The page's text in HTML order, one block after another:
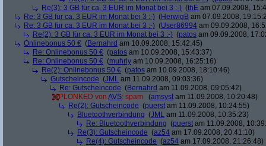
Re(3): 3 GB für ca. 3 EUR im Monat bei 3 :-) (thE am 07.09.2008,
Re: 3 GB für ca. 3 EUR im Monat bei 3 :-) (HerwigB am 07.09.2008,
Re: 3 GB für ca. 3 EUR im Monat bei 3 :-) (User86994 am 09.09.2008,
Re(2): 3 GB für ca. 3 EUR im Monat bei 3 :-) (patos am 09.09.2008,
Onlinebonus 50 € (Bernahrd am 10.09.2008, 15:42:45)
Re: Onlinebonus 50 € (patos am 10.09.2008, 15:43:37)
Re: Onlinebonus 50 € (muhrly am 10.09.2008, 16:25:16)
Re(2): Onlinebonus 50 € (patos am 10.09.2008, 18:10:46)
Gutscheincode (JML am 11.09.2008, 09:03:36)
Re: Gutscheincode (Bernahrd am 11.09.2008, 09:05:42)
PLONKED von AVS: spam (amsyst am 11.09.2008, 10:20:48)
Re(2): Gutscheincode (puerst am 11.09.2008, 10:24:55)
Bluetoothverbindung (JML am 11.09.2008, 10:35:23)
Re: Bluetoothverbindung (puerst am 11.09.2008,
Re(3): Gutscheincode (az54 am 17.09.2008, 20:41:10)
Re(4): Gutscheincode (az54 am 17.09.2008, 21:26:48)